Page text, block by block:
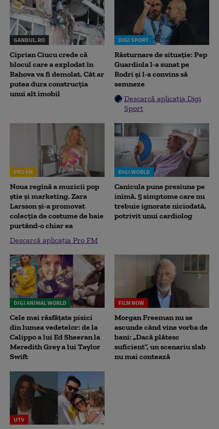
GANDUL.RO
Ciprian Ciucu crede că
blocul care a explodat în
Rahova va fi demolat. Cât ar
putea dura construcția
unui alt imobil
DIGI SPORT
Răsturnare de situație: Pep
Guardiola l-a sunat pe
Rodri și l-a convins să
semneze
Descarcă aplicația Digi
Sport
PRO FM
Noua regină a muzicii pop
știe și marketing. Zara
Larsson și-a promovat
colecția de costume de baie
purtând-o chiar ea
Descarcă aplicația Pro FM
DIGI WORLD
Canicula pune presiune pe
inimă. 5 simptome care nu
trebuie ignorate niciodată,
potrivit unui cardiolog
DIGI ANIMAL WORLD
Cele mai răsfățate pisici
din lumea vedetelor: de la
Calippo a lui Ed Sheeran la
Meredith Grey a lui Taylor
Swift
FILM NOW
Morgan Freeman nu se
ascunde când vine vorba de
bani: „Dacă plătesc
suficient”, un scenariu slab
nu mai contează
UTV